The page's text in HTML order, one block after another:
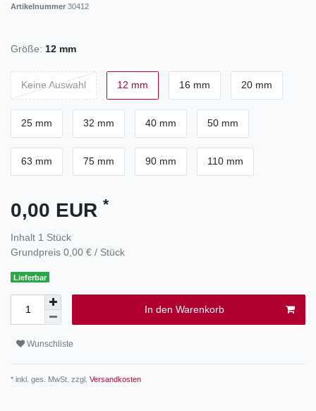
Artikelnummer 30412
Größe: 12 mm
Keine Auswahl 12 mm 16 mm 20 mm
25 mm 32 mm 40 mm 50 mm
63 mm 75 mm 90 mm 110 mm
0,00 EUR *
Inhalt 1 Stück
Grundpreis 0,00 € / Stück
Lieferbar
In den Warenkorb
Wunschliste
* inkl. ges. MwSt. zzgl. Versandkosten